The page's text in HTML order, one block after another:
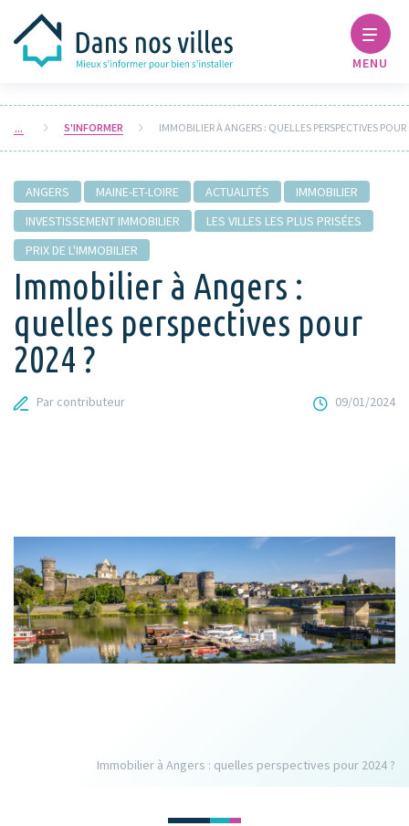
MENU
S'INFORMER
ANGERS MAINE-ET-LOIRE ACTUALITÉS
IMMOBILIER
INVESTISSEMENT IMMOBILIER
LES VILLES LES PLUS PRISÉES
PRIX DE L'IMMOBILIER
Immobilier à Angers :
quelles perspectives pour
2024 ?
Par contributeur 09/01/2024
Immobilier à Angers : quelles perspectives pour 2024 ?